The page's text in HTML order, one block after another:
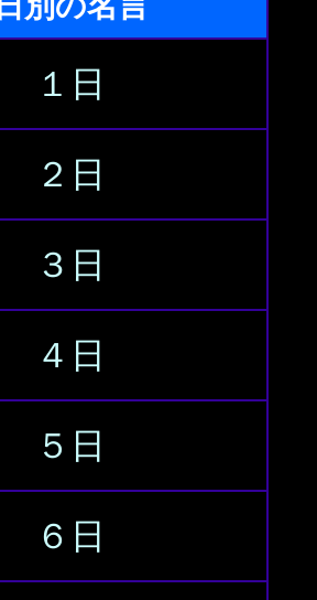
１日
２日
３日
４日
５日
６日